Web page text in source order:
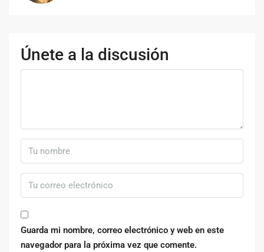
Únete a la discusión
Guarda mi nombre, correo electrónico y web en este
navegador para la próxima vez que comente.